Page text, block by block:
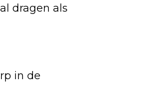
dragen als
in de